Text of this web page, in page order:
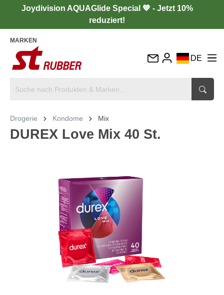
Joydivision AQUAGlide Special 💙 - Jetzt 10%
reduziert!
MARKEN
DE
IT
Drogerie Kondome Mix
DUREX Love Mix 40 St.